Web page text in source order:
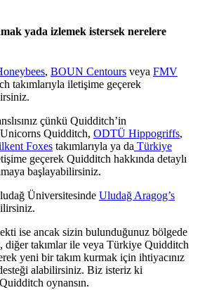
yada izlemek istersek nerelere
, BOUN Centours veya FMV
takımlarıyla iletişime geçerek
çünkü Quidditch’in
Quidditch, ODTÜ Hippogriffs,
Foxes takımlarıyla ya da Türkiye
geçerek Quidditch hakkında detaylı
başlayabilirsiniz.
Üniversitesinde Uludağ Aragog’s
ise ancak sizin bulunduğunuz bölgede
diğer takımlar ile veya Türkiye Quidditch
yeni bir takım kurmak için ihtiyacınız
alabilirsiniz. Biz isteriz ki
oynansın.